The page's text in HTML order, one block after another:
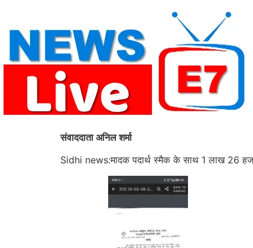
content
संवाददाता अनिल शर्मा
Sidhi news:मादक पदार्थ स्मैक के साथ 1 लाख 26